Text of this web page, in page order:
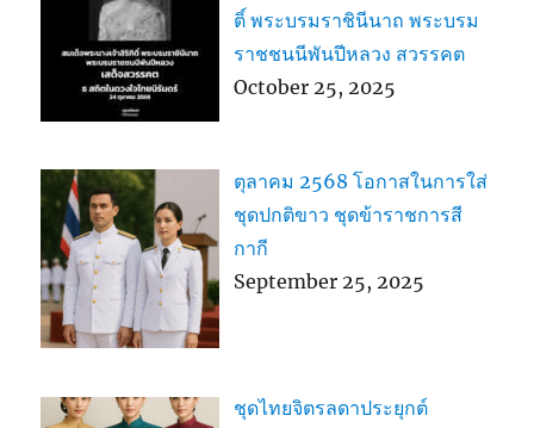
ติ์ พระบรมราชินีนาถ พระบรม
ราชชนนีพันปีหลวง สวรรคต
October 25, 2025
ตุลาคม 2568 โอกาสในการใส่
ชุดปกติขาว ชุดข้าราชการสี
กากี
September 25, 2025
ชุดไทยจิตรลดาประยุกต์